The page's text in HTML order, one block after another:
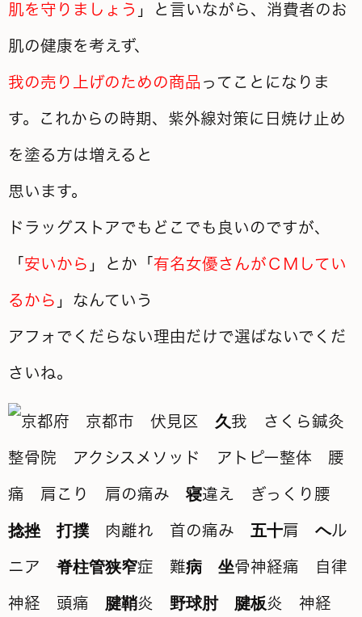
肌を守りましょう 」と言いながら、消費者のお
肌の健康を考えず、
我の売り上げのための商品 ってことになりま
す。これからの時期、紫外線対策に日焼け止め
を塗る方は増えると
思います。
ドラッグストアでもどこでも良いのですが、
「 安いから 」とか「 有名女優さんがＣＭしてい
るから 」なんていう
アフォでくだらない理由だけで選ばないでくだ
さいね。